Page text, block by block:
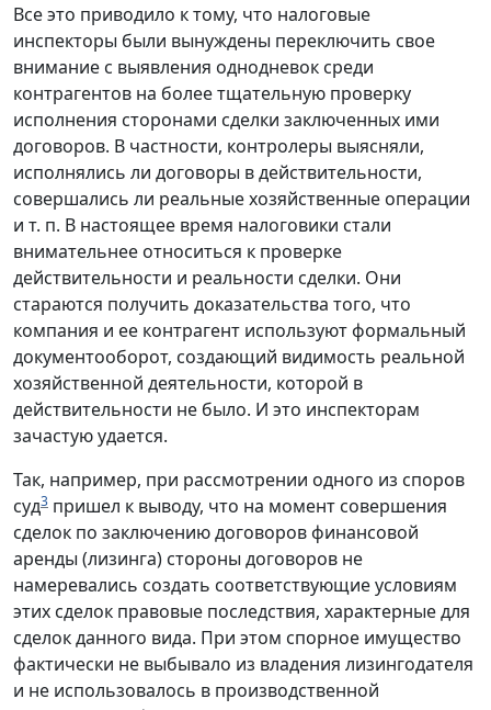
Все это приводило к тому, что налоговые
инспекторы были вынуждены переключить свое
внимание с выявления однодневок среди
контрагентов на более тщательную проверку
исполнения сторонами сделки заключенных ими
договоров. В частности, контролеры выясняли,
исполнялись ли договоры в действительности,
совершались ли реальные хозяйственные операции
и т. п. В настоящее время налоговики стали
внимательнее относиться к проверке
действительности и реальности сделки. Они
стараются получить доказательства того, что
компания и ее контрагент используют формальный
документооборот, создающий видимость реальной
хозяйственной деятельности, которой в
действительности не было. И это инспекторам
зачастую удается.
Так, например, при рассмотрении одного из споров
суд3 пришел к выводу, что на момент совершения
сделок по заключению договоров финансовой
аренды (лизинга) стороны договоров не
намеревались создать соответствующие условиям
этих сделок правовые последствия, характерные для
сделок данного вида. При этом спорное имущество
фактически не выбывало из владения лизингодателя
и не использовалось в производственной